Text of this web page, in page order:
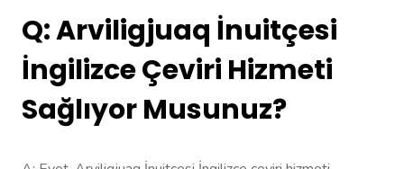
Q: Arviligjuaq İnuitçesi
İngilizce Çeviri Hizmeti
Sağlıyor Musunuz?